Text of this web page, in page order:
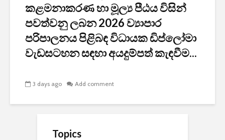
කළමනාකරණ හා මූල්‍ය පීඨය විසින්
පවත්වනු ලබන 2026 ව්‍යාපාර
පරිපාලනය පිළිබඳ විධායක ඩිප්ලෝමා
වැඩසටහන සඳහා අයදුම්පත් කැඳවීම...
3 days ago Add comment
Topics